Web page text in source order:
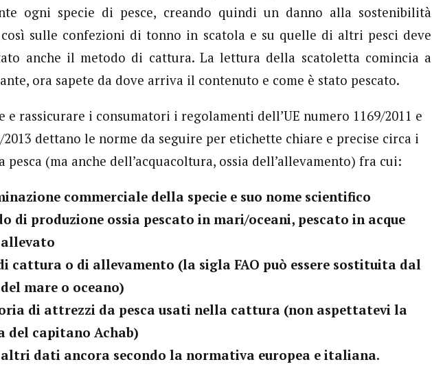
ogni specie di pesce, creando quindi un danno alla sostenibilità
così sulle confezioni di tonno in scatola e su quelle di altri pesci deve
anche il metodo di cattura. La lettura della scatoletta comincia a
ora sapete da dove arriva il contenuto e come è stato pescato.
e rassicurare i consumatori i regolamenti dell’UE numero 1169/2011 e
2013 dettano le norme da seguire per etichette chiare e precise circa i
(ma anche dell’acquacoltura, ossia dell’allevamento) fra cui:
commerciale della specie e suo nome scientifico
di produzione ossia pescato in mari/oceani, pescato in acque
cattura o di allevamento (la sigla FAO può essere sostituita dal
mare o oceano)
di attrezzi da pesca usati nella cattura (non aspettatevi la
del capitano Achab)
dati ancora secondo la normativa europea e italiana.